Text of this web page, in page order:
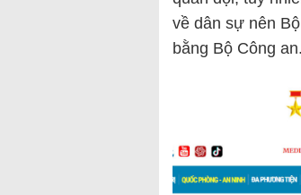
về dân sự nên
bằng Bộ Công an.